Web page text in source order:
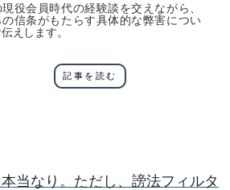
役会員時代の経験談を交えながら、
の信条がもたらす具体的な弊害につい
えします。
記事を読む
本当なり。ただし、謗法フィルタ